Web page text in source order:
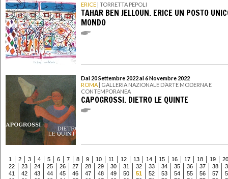
ERICE | TORRETTA PEPOLI
TAHAR BEN JELLOUN. ERICE UN POSTO
MONDO
Dal 20 Settembre 2022 al 6 Novembre 2022
ROMA | GALLERIA NAZIONALE D’ARTE MODERNA E
CONTEMPORANEA
CAPOGROSSI. DIETRO LE QUINTE
1 2 3 4 5 6 7 8 9 10 11 12 13 14 15 16 17 18 19
20
22
23 24 25 26 27 28 29 30 31 32 33 34 35 36 37 38
41
42 43 44 45 46 47 48 49 50 51 52 53 54 55 56 57